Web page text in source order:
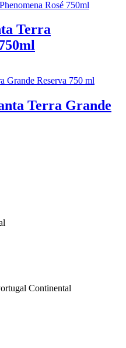
Terra
Terra Grande
Continental